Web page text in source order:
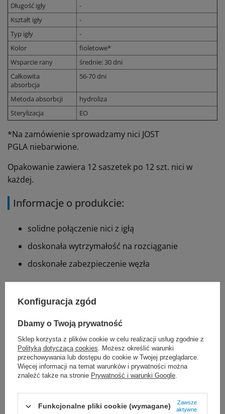
Długość igły
-
Kształt igły
-
Typ igły
-
Kolor
fioletowe*
Wsparcie rany
średnie: 30 dni
Całkowita
absorbcja
56-70 dni
Metoda absorbcji
hydroliza
Sterylizacja
EO
*Na zamówienie sprowadzamy nici JOST
PGLA niebarwione.
Opakowanie zawiera 12 saszetek po 12 szt. nici w
każdej.
Informacje o produkcie:
solidne połączenie nici z igłą
doskonała wytrzymałość na rozciąganie
doskonałe zabezpieczenie węzła
Przeciwwskazania:
(dłużej niż 30 dni) lub trwałe przybliżenie tkanek
Konfiguracja zgód
Dbamy o Twoją prywatność
Sklep korzysta z plików cookie w celu realizacji usług zgodnie z
Polityką dotyczącą cookies. Możesz określić warunki
przechowywania lub dostępu do cookie w Twojej przeglądarce.
Więcej informacji na temat warunków i prywatności można
znaleźć także na stronie Prywatność i warunki Google.
Funkcjonalne pliki cookie (wymagane)
Zawsze
aktywne